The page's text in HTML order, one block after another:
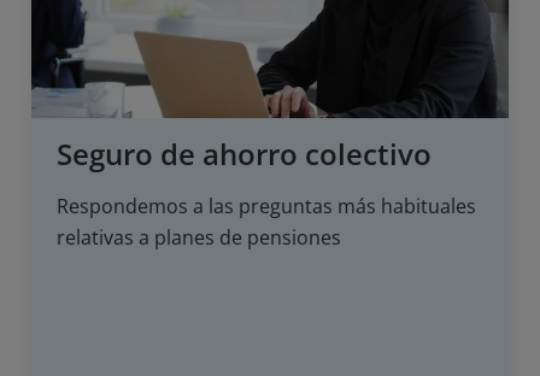
Seguro de ahorro colectivo
Respondemos a las preguntas más habituales
relativas a planes de pensiones